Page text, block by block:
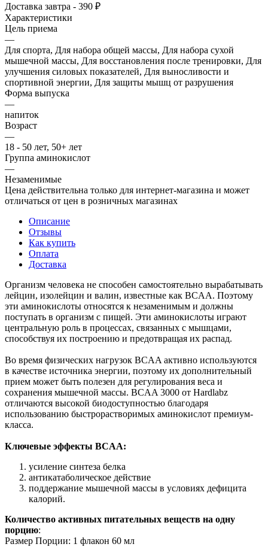
Доставка завтра - 390 ₽
Характеристики
Цель приема
—
Для спорта, Для набора общей массы, Для набора сухой
мышечной массы, Для восстановления после тренировки, Для
улучшения силовых показателей, Для выносливости и
спортивной энергии, Для защиты мышц от разрушения
Форма выпуска
—
напиток
Возраст
—
18 - 50 лет, 50+ лет
Группа аминокислот
—
Незаменимые
Цена действительна только для интернет-магазина и может
отличаться от цен в розничных магазинах
Описание
Отзывы
Как купить
Оплата
Доставка
Организм человека не способен самостоятельно вырабатывать
лейцин, изолейцин и валин, известные как BCAA. Поэтому
эти аминокислоты относятся к незаменимым и должны
поступать в организм с пищей. Эти аминокислоты играют
центральную роль в процессах, связанных с мышцами,
способствуя их построению и предотвращая их распад.
Во время физических нагрузок BCAA активно используются
в качестве источника энергии, поэтому их дополнительный
прием может быть полезен для регулирования веса и
сохранения мышечной массы. BCAA 3000 от Hardlabz
отличаются высокой биодоступностью благодаря
использованию быстрорастворимых аминокислот премиум-
класса.
Ключевые эффекты BCAA:
усиление синтеза белка
антикатаболическое действие
поддержание мышечной массы в условиях дефицита
калорий.
Количество активных питательных веществ на одну
порцию:
Размер Порции: 1 флакон 60 мл